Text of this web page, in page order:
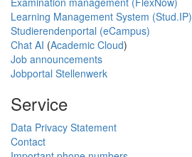
Learning Management System (Stud.IP)
Studierendenportal (eCampus)
Chat AI (Academic Cloud)
Job announcements
Jobportal Stellenwerk
Service
Data Privacy Statement
Contact